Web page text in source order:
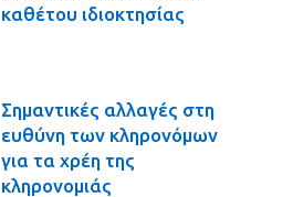
καθέτου ιδιοκτησίας
Σημαντικές αλλαγές στη
ευθύνη των κληρονόμων
για τα χρέη της
κληρονομιάς